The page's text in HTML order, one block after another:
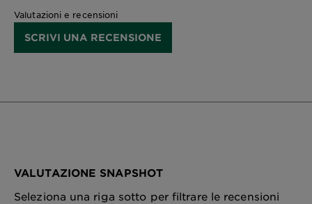
Valutazioni e recensioni
SCRIVI UNA RECENSIONE
VALUTAZIONE SNAPSHOT
Seleziona una riga sotto per filtrare le recensioni